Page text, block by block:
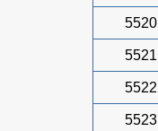
5520
5521
5522
5523